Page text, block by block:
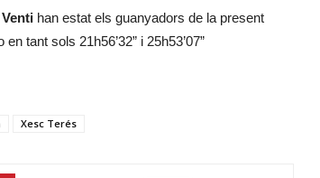
han estat els guanyadors de la present
tant sols 21h56’32” i 25h53’07”
Xesc Terés